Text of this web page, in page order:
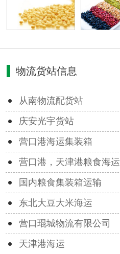
物流货站信息
从南物流配货站
庆安光宇货站
营口港海运集装箱
营口港，天津港粮食海运
国内粮食集装箱运输
东北大豆大米海运
营口琨城物流有限公司
天津港海运